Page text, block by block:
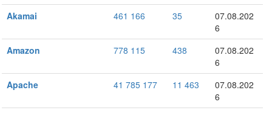
Akamai
461 166 35
07.08.202
6
Amazon
778 115 438
07.08.202
6
Apache
41 785 177 11 463
07.08.202
6